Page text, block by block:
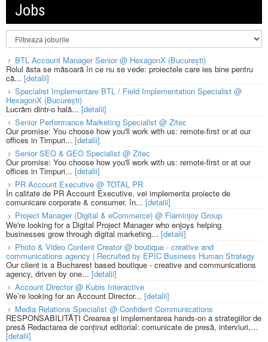
Jobs
BTL Account Manager Senior @ HexagonX (București)
Rolul ăsta se măsoară în ce nu se vede: proiectele care ies bine pentru
că... [detalii]
Specialist Implementare BTL / Field Implementation Specialist @
HexagonX (București)
Lucrăm dintr-o hală... [detalii]
Senior Performance Marketing Specialist @ Zitec
Our promise: You choose how you'll work with us: remote-first or at our
offices in Timpuri... [detalii]
Senior SEO & GEO Specialist @ Zitec
Our promise: You choose how you'll work with us: remote-first or at our
offices in Timpuri... [detalii]
PR Account Executive @ TOTAL PR
În calitate de PR Account Executive, vei implementa proiecte de
comunicare corporate & consumer, în... [detalii]
Project Manager (Digital & eCommerce) @ Flaminjoy Group
We're looking for a Digital Project Manager who enjoys helping
businesses grow through digital marketing... [detalii]
Photo & Video Content Creator @ boutique - creative and
communications agency | Recruited by EPIC Business Human Strategy
Our client is a Bucharest based boutique - creative and communications
agency, driven by one... [detalii]
Account Director @ Kubis Interactive
We’re looking for an Account Director... [detalii]
Media Relations Specialist @ Confident Communications
RESPONSABILITĂȚI Crearea și implementarea hands-on a strategiilor de
presă Redactarea de conținut editorial: comunicate de presă, interviuri,...
[detalii]